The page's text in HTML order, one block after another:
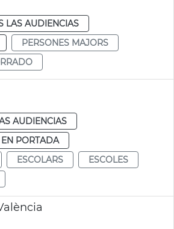
LAS AUDIENCIAS
PERSONES MAJORS
AUDIENCIAS
EN PORTADA
ESCOLARS
ESCOLES